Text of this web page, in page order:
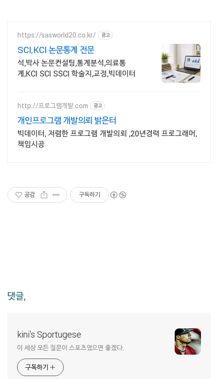
https://sasworld20.co.kr/ 광고
SCI,KCI 논문통계 전문
석,박사 논문컨설팅,통계분석,의료통
계,KCI SCI SSCI 학술지,교정,빅데이터
http://프로그램개발.com 광고
개인프로그램 개발의뢰 밝은터
빅데이터, 저렴한 프로그램 개발의뢰 ,20년경력 프로그래머,
책임시공
공감 구독하기
댓글,
kini's Sportugese
이 세상 모든 질문이 스포츠였으면 좋겠다.
구독하기